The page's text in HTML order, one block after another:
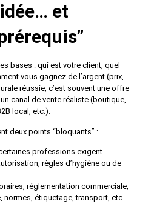
et
bases : qui est votre client, quel
vous gagnez de l’argent (prix,
réussie, c’est souvent une offre
canal de vente réaliste (boutique,
local, etc.).
deux points “bloquants” :
professions exigent
règles d’hygiène ou de
réglementation commerciale,
normes, étiquetage, transport, etc.